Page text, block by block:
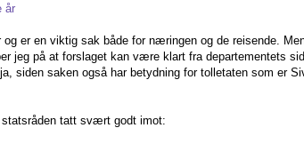
år
og er en viktig sak både for næringen og de reisende.
jeg på at forslaget kan være klart fra departementets
siden saken også har betydning for tolletaten som er
statsråden tatt svært godt imot: